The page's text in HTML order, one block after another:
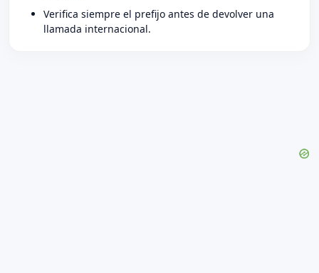
Verifica siempre el prefijo antes de devolver una
llamada internacional.